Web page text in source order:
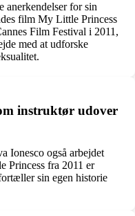
anerkendelser for sin
film My Little Princess
Film Festival i 2011,
med at udforske
instruktør udover
Ionesco også arbejdet
Princess fra 2011 er
sin egen historie